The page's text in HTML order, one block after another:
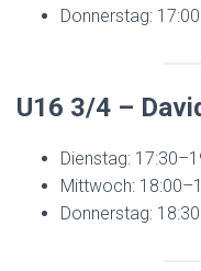
Donnerstag:
U16 3/4 –
Dienstag:
Mittwoch:
Donnerstag: